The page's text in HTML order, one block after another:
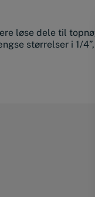
løse dele til
størrelser i 1/